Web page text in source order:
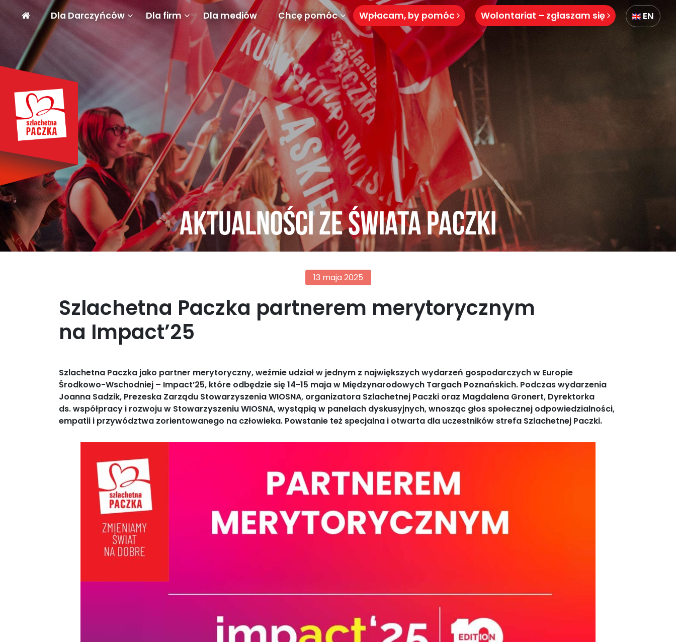
Dla Darczyńców Dla firm Dla mediów Chcę pomóc Wpłacam, by pomóc Wolontariat – zgłaszam się EN
Aktualności ze świata paczki
13 maja 2025
Szlachetna Paczka partnerem merytorycznym
na Impact’25
Szlachetna Paczka jako partner merytoryczny, weźmie udział w jednym z największych wydarzeń gospodarczych w Europie
Środkowo-Wschodniej – Impact’25, które odbędzie się 14-15 maja w Międzynarodowych Targach Poznańskich. Podczas wydarzenia
Joanna Sadzik, Prezeska Zarządu Stowarzyszenia WIOSNA, organizatora Szlachetnej Paczki oraz Magdalena Gronert, Dyrektorka
ds. współpracy i rozwoju w Stowarzyszeniu WIOSNA, wystąpią w panelach dyskusyjnych, wnosząc głos społecznej odpowiedzialności,
empatii i przywództwa zorientowanego na człowieka. Powstanie też specjalna i otwarta dla uczestników strefa Szlachetnej Paczki.